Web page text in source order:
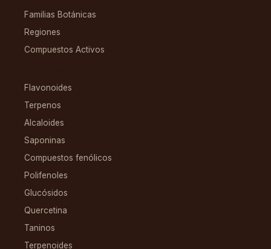
Familias Botánicas
Regiones
Compuestos Activos
Flavonoides
Terpenos
Alcaloides
Saponinas
Compuestos fenólicos
Polifenoles
Glucósidos
Quercetina
Taninos
Terpenoides